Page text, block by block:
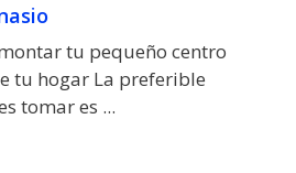
tu pequeño centro
tu hogar La preferible
tomar es ...